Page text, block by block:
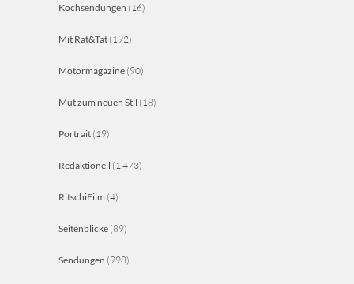
Kochsendungen (16)
Mit Rat&Tat (192)
Motormagazine (90)
Mut zum neuen Stil (18)
Portrait (19)
Redaktionell (1.473)
RitschiFilm (4)
Seitenblicke (89)
Sendungen (998)